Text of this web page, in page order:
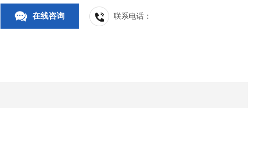
在线咨询 联系电话：